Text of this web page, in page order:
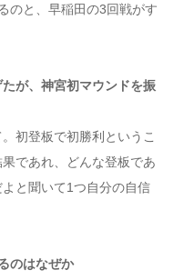
のと、早稲田の3回戦がす
が、神宮初マウンドを振
初登板で初勝利というこ
であれ、どんな登板であ
と聞いて1つ自分の自信
のはなぜか